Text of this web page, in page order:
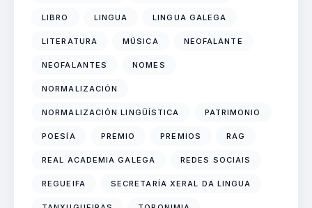
LIBRO LINGUA LINGUA GALEGA
LITERATURA MÚSICA NEOFALANTE
NEOFALANTES NOMES
NORMALIZACIÓN
NORMALIZACIÓN LINGÜÍSTICA PATRIMONIO
POESÍA PREMIO PREMIOS RAG
REAL ACADEMIA GALEGA REDES SOCIAIS
REGUEIFA SECRETARÍA XERAL DA LINGUA